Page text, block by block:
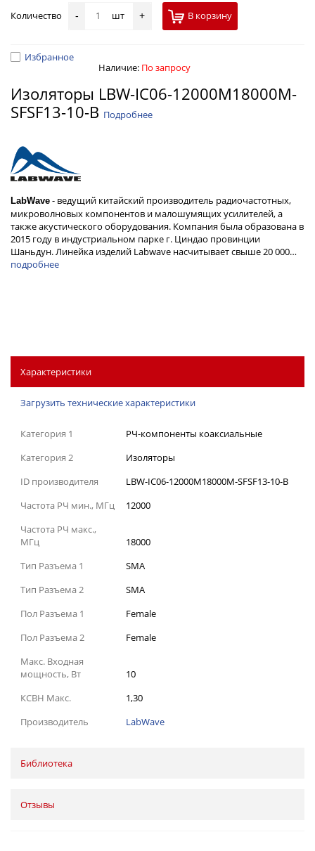
Количество - шт + В корзину
Избранное
Наличие: По запросу
Изоляторы LBW-IC06-12000M18000M-
SFSF13-10-B Подробнее
LabWave - ведущий китайский производитель радиочастотных,
микроволновых компонентов и малошумящих усилителей, а
также акустического оборудования. Компания была образована в
2015 году в индустриальном парке г. Циндао провинции
Шаньдун. Линейка изделий Labwave насчитывает свыше 20 000…
подробнее
Характеристики
Загрузить технические характеристики
Категория 1
РЧ-компоненты коаксиальные
Категория 2
Изоляторы
ID производителя
LBW-IC06-12000M18000M-SFSF13-10-B
Частота РЧ мин., МГц
12000
Частота РЧ макс.,
МГц
18000
Тип Разъема 1
SMA
Тип Разъема 2
SMA
Пол Разъема 1
Female
Пол Разъема 2
Female
Макс. Входная
мощность, Вт
10
КСВН Макс.
1,30
Производитель
LabWave
Библиотека
Отзывы